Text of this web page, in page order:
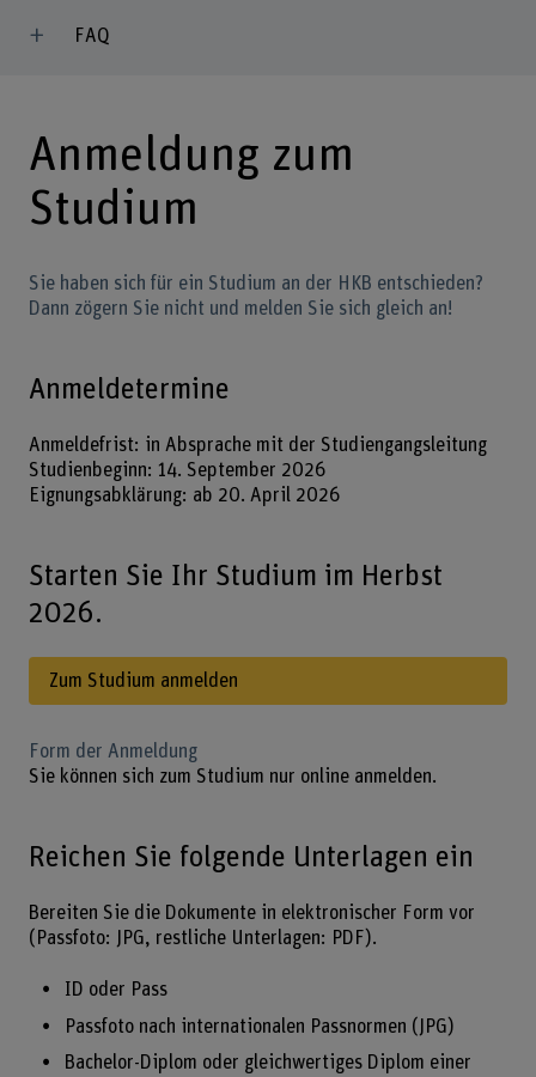
FAQ
Anmeldung zum
Studium
Sie haben sich für ein Studium an der HKB entschieden?
Dann zögern Sie nicht und melden Sie sich gleich an!
Anmeldetermine
Anmeldefrist: in Absprache mit der Studiengangsleitung
Studienbeginn: 14. September 2026
Eignungsabklärung: ab 20. April 2026
Starten Sie Ihr Studium im Herbst
2026.
Zum Studium anmelden
Form der Anmeldung
Sie können sich zum Studium nur online anmelden.
Reichen Sie folgende Unterlagen ein
Bereiten Sie die Dokumente in elektronischer Form vor
(Passfoto: JPG, restliche Unterlagen: PDF).
ID oder Pass
Passfoto nach internationalen Passnormen (JPG)
Bachelor-Diplom oder gleichwertiges Diplom einer